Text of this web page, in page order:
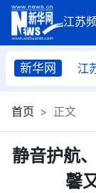
新华网 江
首页 正文
静音护航
馨